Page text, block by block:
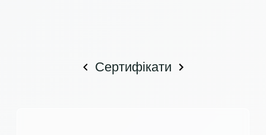
Сертифікати